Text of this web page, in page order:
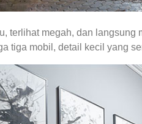
terlihat megah, dan
tiga mobil, detail kecil yang